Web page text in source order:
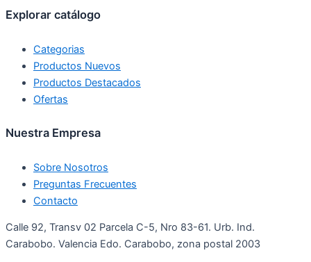
Explorar catálogo
Categorias
Productos Nuevos
Productos Destacados
Ofertas
Nuestra Empresa
Sobre Nosotros
Preguntas Frecuentes
Contacto
Calle 92, Transv 02 Parcela C-5, Nro 83-61. Urb. Ind.
Carabobo. Valencia Edo. Carabobo, zona postal 2003